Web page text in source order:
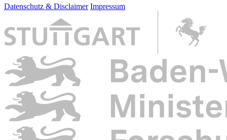
Datenschutz & Disclaimer Impressum